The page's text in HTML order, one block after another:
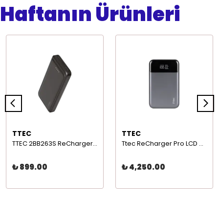
Haftanın Ürünleri
TTEC
TTEC 2BB263S ReCharger 10.000 mAh Taşınabilir Hızlı Taşınabilir Şarj Cihazı Display Box Siyah
₺ 899.00
TTEC
Ttec ReCharger Pro LCD 20.000mAh PD 130W Taşınabilir Hızlı Şarj Aleti/Powerbank 2BB218
₺ 4,250.00